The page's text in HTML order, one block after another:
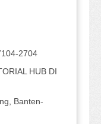
2704
HUB DI
Banten-